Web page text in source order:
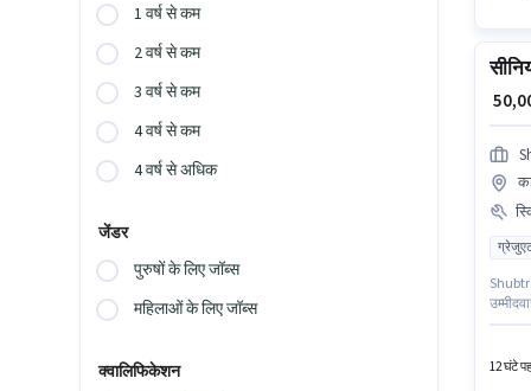
1 वर्ष से कम
2 वर्ष से कम
3 वर्ष से कम
4 वर्ष से कम
4 वर्ष से अधिक
जेंडर
पुरुषों के लिए जॉब्स
महिलाओं के लिए जॉब्स
क्वालिफिकेशन
₹
आप
12 घंटे